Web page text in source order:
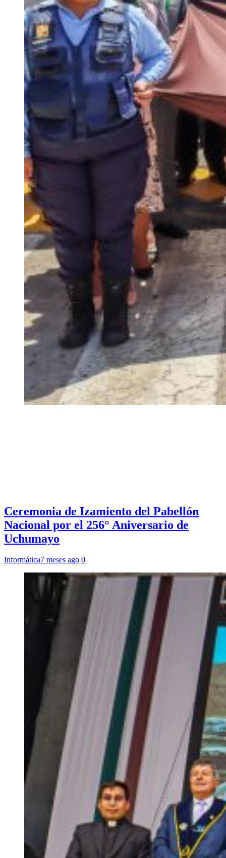
Ceremonia de Izamiento del Pabellón
Nacional por el 256° Aniversario de
Uchumayo
Informática7 meses ago 0